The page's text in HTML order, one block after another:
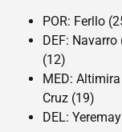
POR: Ferllo
DEF:
(12)
MED:
Cruz (19)
DEL: